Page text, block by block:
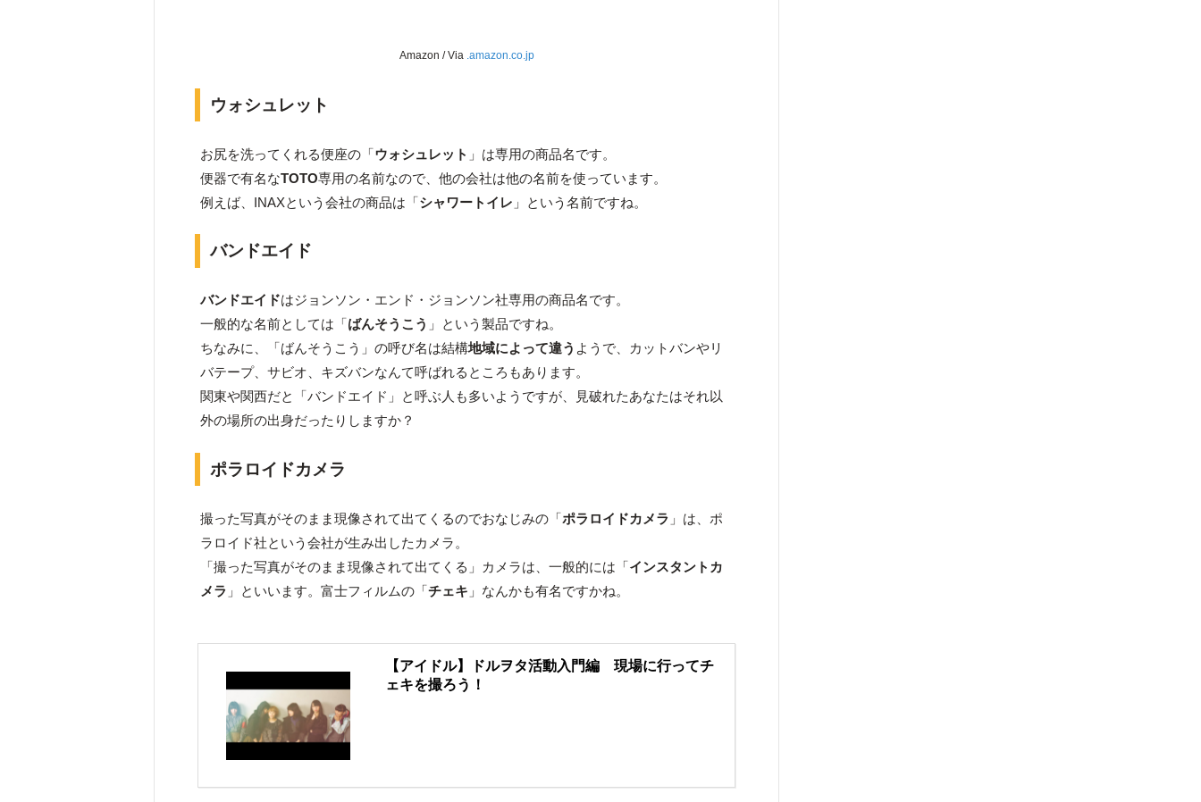
Amazon / Via .amazon.co.jp
ウォシュレット
お尻を洗ってくれる便座の「ウォシュレット 」は専用の商品名です。
便器で有名なTOTO専用の名前なので、他の会社は他の名前を使っています。
例えば、INAXという会社の商品は「シャワートイレ 」という名前ですね。
バンドエイド
バンドエイドはジョンソン・エンド・ジョンソン社専用の商品名です。
一般的な名前としては「ばんそうこう 」という製品ですね。
ちなみに、「ばんそうこう」の呼び名は結構地域によって違う ようで、カットバンやリ
バテープ、サビオ、キズバンなんて呼ばれるところもあります。
関東や関西だと「バンドエイド」と呼ぶ人も多いようですが、見破れたあなたはそれ以
外の場所の出身だったりしますか？
ポラロイドカメラ
撮った写真がそのまま現像されて出てくるのでおなじみの「ポラロイドカメラ 」は、ポ
ラロイド社という会社が生み出したカメラ。
「撮った写真がそのまま現像されて出てくる」カメラは、一般的には「インスタントカ
メラ 」といいます。富士フィルムの「チェキ 」なんかも有名ですかね。
【アイドル】ドルヲタ活動入門編 現場に行ってチ
ェキを撮ろう！